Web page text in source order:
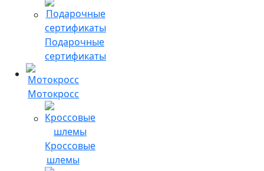
Подарочные
сертификаты
Мотокросс
Кроссовые
шлемы